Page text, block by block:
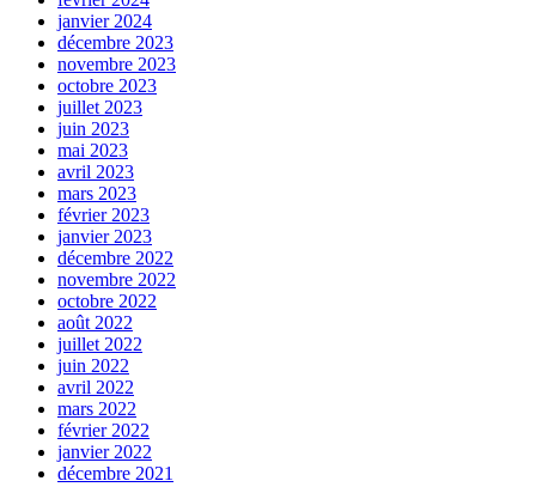
janvier 2024
décembre 2023
novembre 2023
octobre 2023
juillet 2023
juin 2023
mai 2023
avril 2023
mars 2023
février 2023
janvier 2023
décembre 2022
novembre 2022
octobre 2022
août 2022
juillet 2022
juin 2022
avril 2022
mars 2022
février 2022
janvier 2022
décembre 2021